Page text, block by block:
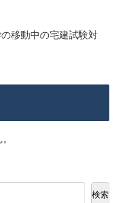
移動中の宅建試験対
検索